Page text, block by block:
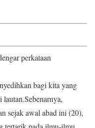
perkataan
bagi kita yang
lautan.Sebenarnya,
sejak awal abad ini (20),